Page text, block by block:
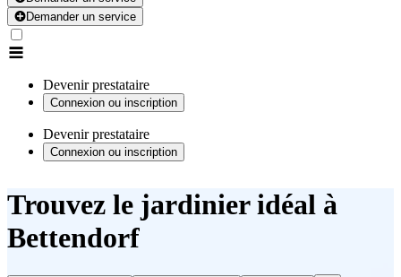
Demander un service
Devenir prestataire
Connexion ou inscription
Devenir prestataire
Connexion ou inscription
Trouvez le jardinier idéal à
Bettendorf